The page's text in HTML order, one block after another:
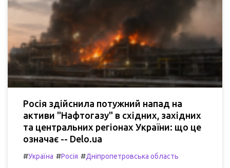
Росія здійснила потужний напад на
активи "Нафтогазу" в східних, західних
та центральних регіонах України: що це
означає -- Delo.ua
#Україна #Росія #Дніпропетровська область